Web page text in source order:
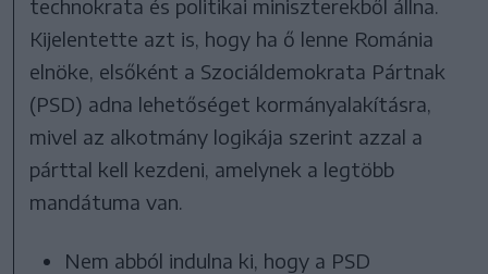
technokrata és politikai miniszterekből állna.
Kijelentette azt is, hogy ha ő lenne Románia
elnöke, elsőként a Szociáldemokrata Pártnak
(PSD) adna lehetőséget kormányalakításra,
mivel az alkotmány logikája szerint azzal a
párttal kell kezdeni, amelynek a legtöbb
mandátuma van.
Nem abból indulna ki, hogy a PSD